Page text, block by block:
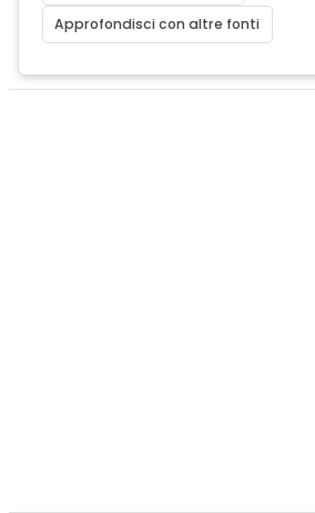
Approfondisci con altre fonti